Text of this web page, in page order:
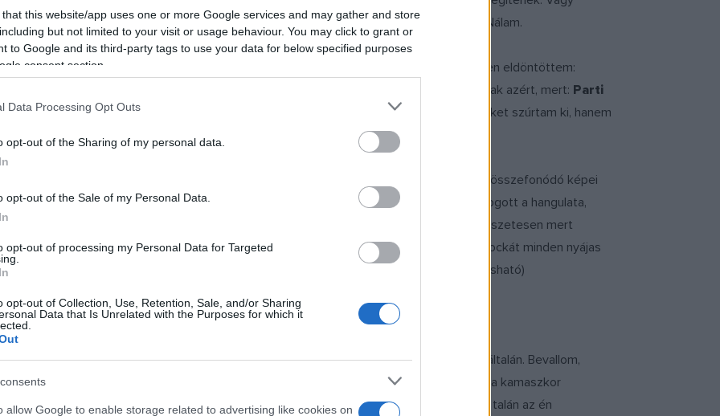
that this website/app uses one or more Google services and may gather and store
but not limited to your visit or usage behaviour. You may click to grant or
to Google and its third-party tags to use your data for below specified purposes
consent section.
Data Processing Opt Outs
opt-out of the Sharing of my personal data.
opt-out of the Sale of my Personal Data.
opt-out of processing my Personal Data for Targeted
opt-out of Collection, Use, Retention, Sale, and/or Sharing
Data that Is Unrelated with the Purposes for which it
allow Google to enable storage related to advertising like cookies on
vagy földbe dorongolnak. Ahogy az alkalom kívánja. Hiszen ez a rendeltetésük. Nálam.
rögtönShelley, Keats, Kosztolányi, Rilke, Verlaine, Lorca
. Azután szép csendesen eldöntöttem:
könnyű dolgom lett. Nem azért, mert a legünnepeltebb, hanem egyszerűen csak azért, mert: Parti
vagy azEgy hosszú kávé
elég erőteljesen doboltak, hogy őket szúrjam ki, de nem őket szúrtam ki, hanem
közben jön elő. Szégyen ide vagy oda, még el is bőgöm magam tőle. A zenéje miatt, az összefonódó képei
gombóc miatt; meggörnyedve is feleselgető kötéltáncos-egyensúlya miatt. Mert megfogott a hangulata,
forog az egész szövegvilág, mintha elszabadult körhintán ülne az ember. És természetesen mert
de nem tudok, még jó, hogy létezik valaki, aki tud. Úgyhogy ajánlom ezt a pár filmkockát minden nyájas
karcos torkú végállomás. Mint egy
olvasható)
Attila-i tartományokon. Már ha lehet ? és nem tűnik arcoskodásnak ? átlépni rajta egyáltalán. Bevallom,
olvasati viszonyaim. Nem habzsoltam őket az arra alkalmas elsődleges közegben: a kamaszkor
Akár egy parallel univerzum, folytonos feltárásban a van-volt-lesz eszmélete. S talán az én